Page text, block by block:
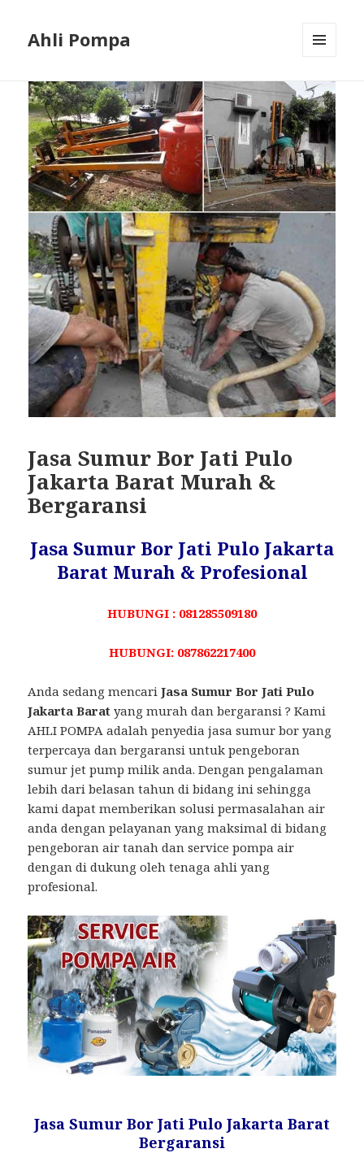
Ahli Pompa
WIDGETS
Jasa Sumur Bor Jati Pulo
Jakarta Barat Murah &
Bergaransi
Jasa Sumur Bor Jati Pulo Jakarta
Barat Murah & Profesional
HUBUNGI : 081285509180
HUBUNGI: 087862217400
Anda sedang mencariJasa Sumur Bor Jati Pulo
Jakarta Barat yang murah dan bergaransi ? Kami
AHLI POMPA adalah penyedia jasa sumur bor yang
terpercaya dan bergaransi untuk pengeboran
sumur jet pump milik anda. Dengan pengalaman
lebih dari belasan tahun di bidang ini sehingga
kami dapat memberikan solusi permasalahan air
anda dengan pelayanan yang maksimal di bidang
pengeboran air tanah dan service pompa air
dengan di dukung oleh tenaga ahli yang
profesional.
Jasa Sumur Bor Jati Pulo Jakarta Barat
Bergaransi